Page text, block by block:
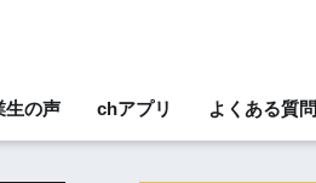
生の声 chアプリ よくある質問